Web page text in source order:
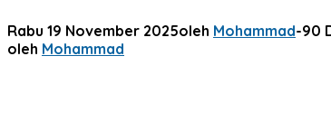
Rabu 19 November 2025oleh Mohammad-90
oleh Mohammad